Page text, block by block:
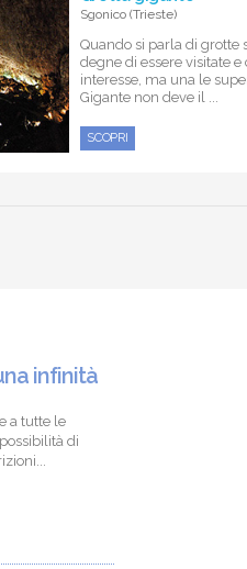
Sgonico (Trieste)
Quando si parla di grotte
degne di essere visitate e
interesse, ma una le
Gigante non deve il ...
SCOPRI
infinità
a tutte le
di